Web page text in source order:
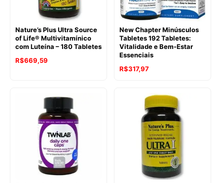
Nature’s Plus Ultra Source
of Life® Multivitamínico
com Luteína – 180 Tabletes
R$669,59
New Chapter Minúsculos
Tabletes 192 Tabletes:
Vitalidade e Bem-Estar
Essenciais
R$317,97